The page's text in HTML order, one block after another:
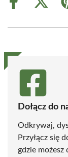
Share
Share
Dołącz do
Odkrywaj,
Przyłącz się
gdzie